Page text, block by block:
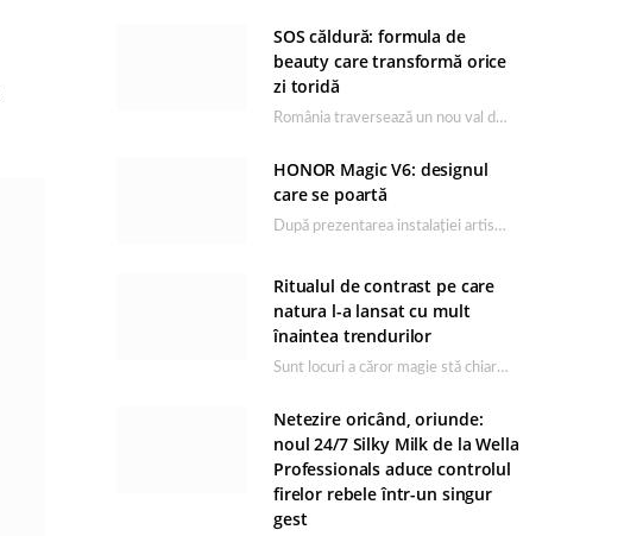
SOS căldură: formula de
beauty care transformă orice
zi toridă
România traversează un nou val de căldură, iar rutina de îngrijire capătă un rol esențial…
HONOR Magic V6: designul
care se poartă
După prezentarea instalației artistice semnată de Catrinel Săbăciag în cadrul evenimentului de lansare HONOR Magic…
Ritualul de contrast pe care
natura l-a lansat cu mult
înaintea trendurilor
Sunt locuri a căror magie stă chiar în firea lor naturală, iar Lacul Ursu din…
Netezire oricând, oriunde:
noul 24/7 Silky Milk de la Wella
Professionals aduce controlul
firelor rebele într-un singur
gest